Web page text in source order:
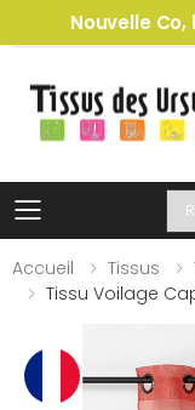
Nouvelle
Toggle
Accueil
Tissus
Tissu Voilage